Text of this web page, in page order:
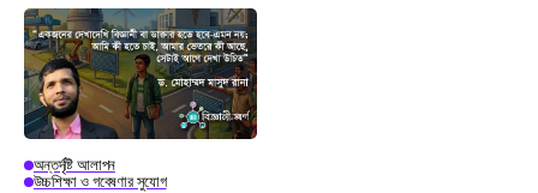
অন্তর্দৃষ্টি আলাপন
উচ্চশিক্ষা ও গবেষণার সুযোগ